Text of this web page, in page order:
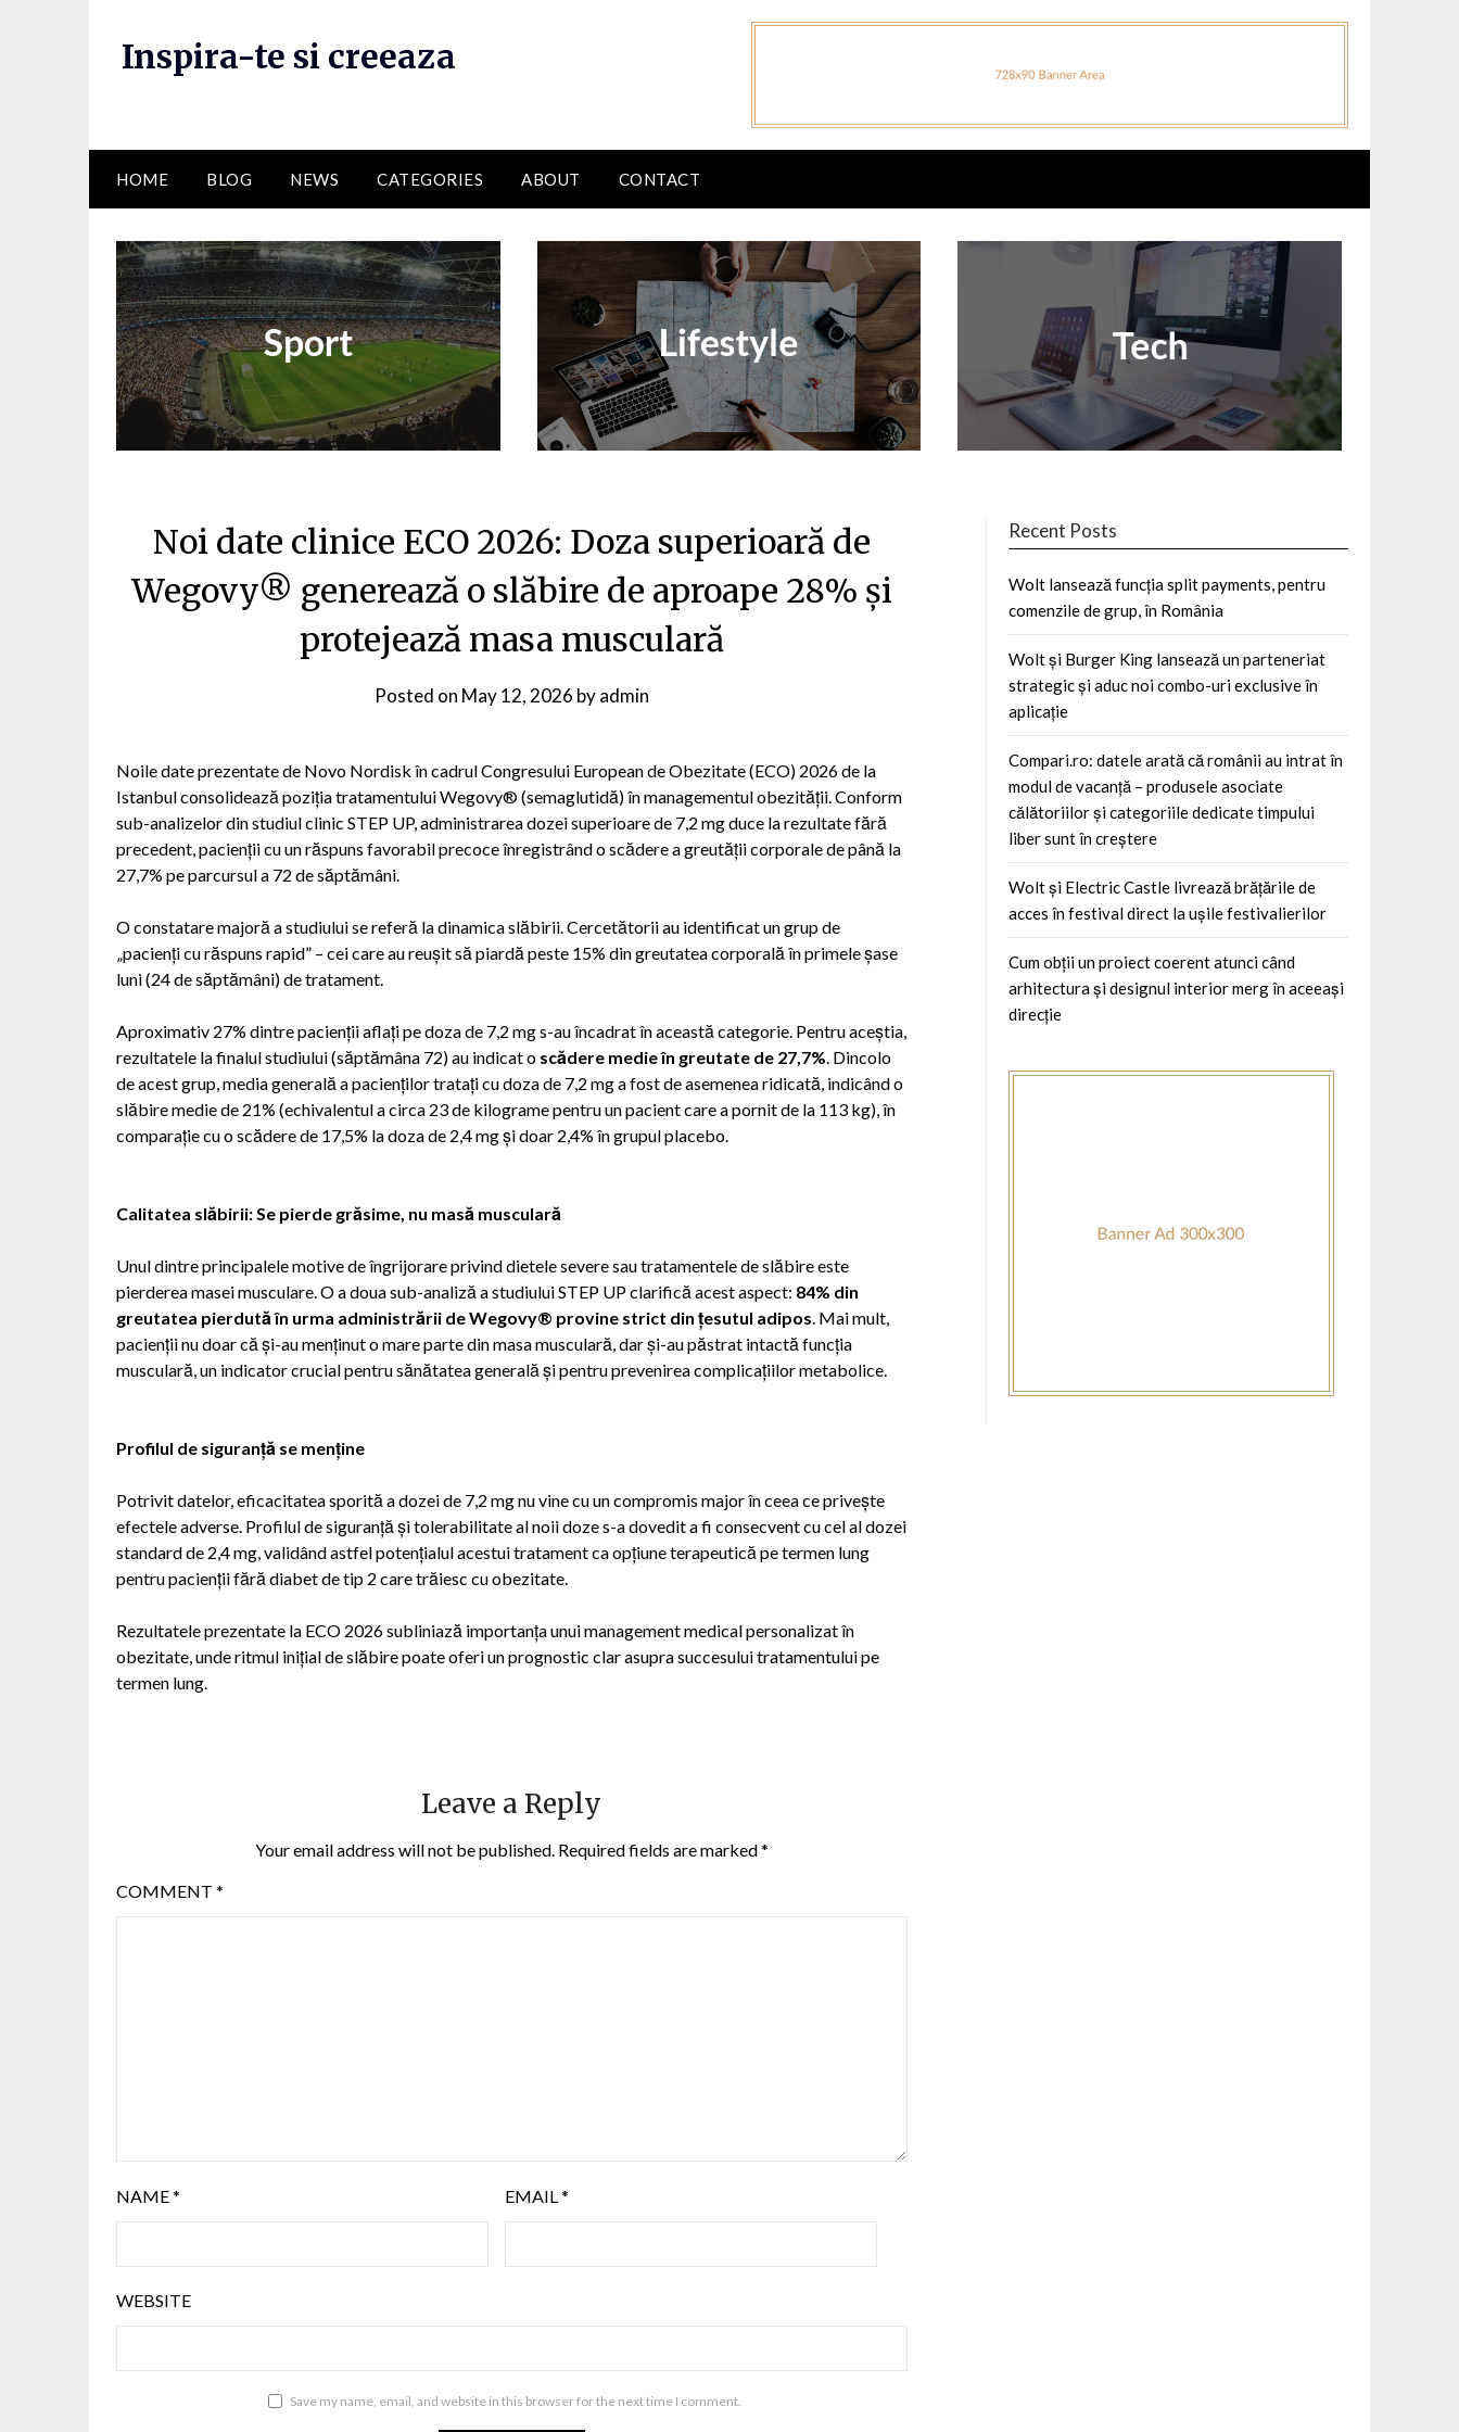
Inspira-te si creeaza
HOME BLOG NEWS CATEGORIES ABOUT CONTACT
Noi date clinice ECO 2026: Doza superioară de
Wegovy® generează o slăbire de aproape 28% și
protejează masa musculară
Posted on May 12, 2026 byadmin
Noile date prezentate de Novo Nordisk în cadrul Congresului European de Obezitate (ECO) 2026 de la
Istanbul consolidează poziția tratamentului Wegovy® (semaglutidă) în managementul obezității. Conform
sub-analizelor din studiul clinic STEP UP, administrarea dozei superioare de 7,2 mg duce la rezultate fără
precedent, pacienții cu un răspuns favorabil precoce înregistrând o scădere a greutății corporale de până la
27,7% pe parcursul a 72 de săptămâni.
O constatare majoră a studiului se referă la dinamica slăbirii. Cercetătorii au identificat un grup de
„pacienți cu răspuns rapid” – cei care au reușit să piardă peste 15% din greutatea corporală în primele șase
luni (24 de săptămâni) de tratament.
Aproximativ 27% dintre pacienții aflați pe doza de 7,2 mg s-au încadrat în această categorie. Pentru aceștia,
rezultatele la finalul studiului (săptămâna 72) au indicat o scădere medie în greutate de 27,7% . Dincolo
de acest grup, media generală a pacienților tratați cu doza de 7,2 mg a fost de asemenea ridicată, indicând o
slăbire medie de 21% (echivalentul a circa 23 de kilograme pentru un pacient care a pornit de la 113 kg), în
comparație cu o scădere de 17,5% la doza de 2,4 mg și doar 2,4% în grupul placebo.
Calitatea slăbirii: Se pierde grăsime, nu masă musculară
Unul dintre principalele motive de îngrijorare privind dietele severe sau tratamentele de slăbire este
pierderea masei musculare. O a doua sub-analiză a studiului STEP UP clarifică acest aspect: 84% din
greutatea pierdută în urma administrării de Wegovy® provine strict din țesutul adipos . Mai mult,
pacienții nu doar că și-au menținut o mare parte din masa musculară, dar și-au păstrat intactă funcția
musculară, un indicator crucial pentru sănătatea generală și pentru prevenirea complicațiilor metabolice.
Profilul de siguranță se menține
Potrivit datelor, eficacitatea sporită a dozei de 7,2 mg nu vine cu un compromis major în ceea ce privește
efectele adverse. Profilul de siguranță și tolerabilitate al noii doze s-a dovedit a fi consecvent cu cel al dozei
standard de 2,4 mg, validând astfel potențialul acestui tratament ca opțiune terapeutică pe termen lung
pentru pacienții fără diabet de tip 2 care trăiesc cu obezitate.
Rezultatele prezentate la ECO 2026 subliniază importanța unui management medical personalizat în
obezitate, unde ritmul inițial de slăbire poate oferi un prognostic clar asupra succesului tratamentului pe
termen lung.
Leave a Reply
Your email address will not be published. Required fields are marked*
COMMENT *
NAME* EMAIL *
WEBSITE
Save my name, email, and website in this browser for the next time I comment.
Recent Posts
Wolt lansează funcția split payments, pentru
comenzile de grup, în România
Wolt și Burger King lansează un parteneriat
strategic și aduc noi combo-uri exclusive în
aplicație
Compari.ro: datele arată că românii au intrat în
modul de vacanță – produsele asociate
călătoriilor și categoriile dedicate timpului
liber sunt în creștere
Wolt și Electric Castle livrează brățările de
acces în festival direct la ușile festivalierilor
Cum obții un proiect coerent atunci când
arhitectura și designul interior merg în aceeași
direcție